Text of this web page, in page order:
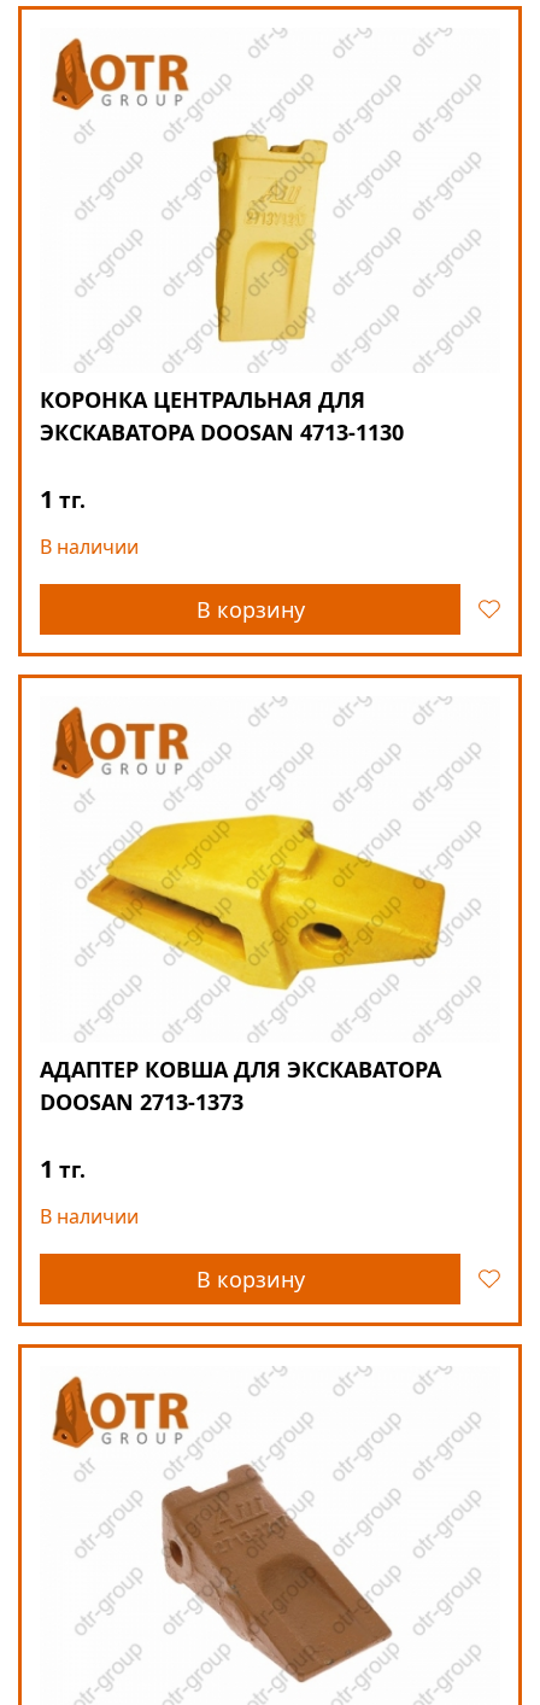
КОРОНКА ЦЕНТРАЛЬНАЯ ДЛЯ
ЭКСКАВАТОРА DOOSAN 4713-1130
1 тг.
В корзину
В наличии
АДАПТЕР КОВША ДЛЯ ЭКСКАВАТОРА
DOOSAN 2713-1373
1 тг.
В корзину
В наличии